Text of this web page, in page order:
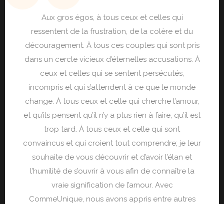
Aux gros égos, à tous ceux et celles qui
ressentent de la frustration, de la colère et du
découragement. À tous ces couples qui sont pris
dans un cercle vicieux d’éternelles accusations. À
ceux et celles qui se sentent persécutés,
incompris et qui s’attendent à ce que le monde
change. À tous ceux et celle qui cherche l’amour,
et qu’ils pensent qu’il n’y a plus rien à faire, qu’il est
trop tard. À tous ceux et celle qui sont
convaincus et qui croient tout comprendre; je leur
souhaite de vous découvrir et d’avoir l’élan et
l’humilité de s’ouvrir à vous afin de connaître la
vraie signification de l’amour. Avec
CommeUnique, nous avons appris entre autres